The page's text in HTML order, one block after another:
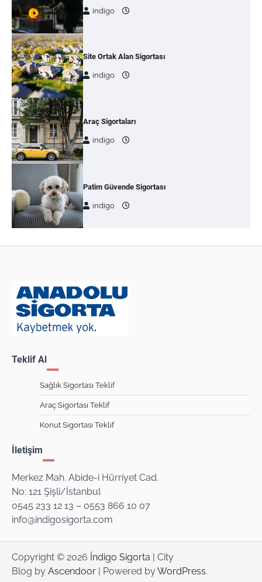
indigo
Site Ortak Alan Sigortası
indigo
Araç Sigortaları
indigo
Patim Güvende Sigortası
indigo
Teklif Al
Sağlık Sigortası Teklif
Araç Sigortası Teklif
Konut Sigortası Teklif
İletişim
Merkez Mah. Abide-i Hürriyet Cad.
No: 121 Şişli/İstanbul
0545 233 12 13 – 0553 866 10 07
info@indigosigorta.com
Copyright © 2026 İndigo Sigorta | City
Blog by Ascendoor | Powered byWordPress.